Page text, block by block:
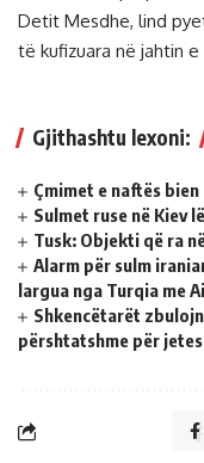
Detit Mesdhe, lind
të kufizuara në jahtin
Gjithashtu lexoni:
Çmimet e naftës
Sulmet ruse në Kiev
Tusk: Objekti që ra
Alarm për sulm
largua nga Turqia me
Shkencëtarët
përshtatshme për